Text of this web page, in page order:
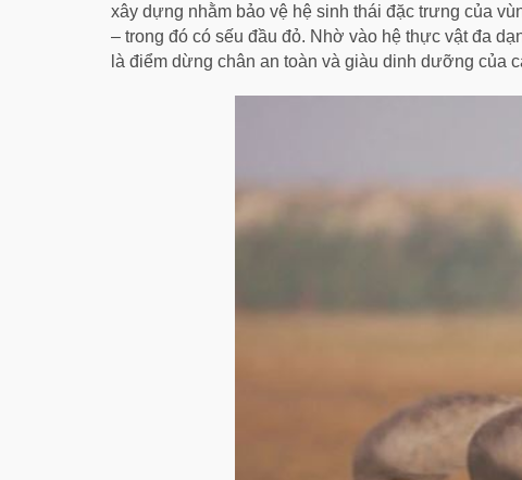
xây dựng nhằm bảo vệ hệ sinh thái đặc trưng của
– trong đó có sếu đầu đỏ. Nhờ vào hệ thực vật đa
là điểm dừng chân an toàn và giàu dinh dưỡng của